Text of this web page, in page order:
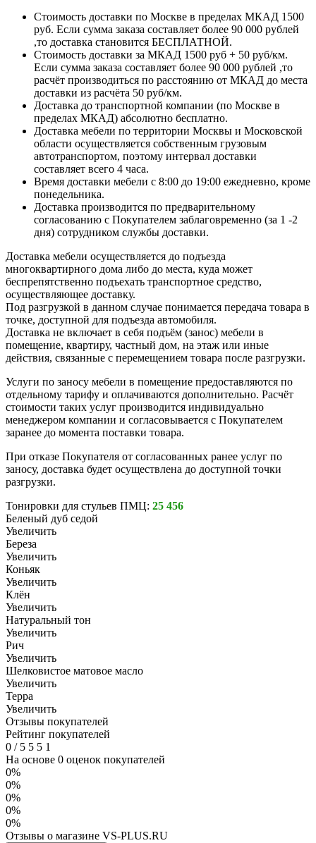
Стоимость доставки по Москве в пределах МКАД 1500
руб. Если сумма заказа составляет более 90 000 рублей
,то доставка становится БЕСПЛАТНОЙ.
Стоимость доставки за МКАД 1500 руб + 50 руб/км.
Если сумма заказа составляет более 90 000 рублей ,то
расчёт производиться по расстоянию от МКАД до места
доставки из расчёта 50 руб/км.
Доставка до транспортной компании (по Москве в
пределах МКАД) абсолютно бесплатно.
Доставка мебели по территории Москвы и Московской
области осуществляется собственным грузовым
автотранспортом, поэтому интервал доставки
составляет всего 4 часа.
Время доставки мебели с 8:00 до 19:00 ежедневно, кроме
понедельника.
Доставка производится по предварительному
согласованию с Покупателем заблаговременно (за 1 -2
дня) сотрудником службы доставки.
Доставка мебели осуществляется до подъезда
многоквартирного дома либо до места, куда может
беспрепятственно подъехать транспортное средство,
осуществляющее доставку.
Под разгрузкой в данном случае понимается передача товара в
точке, доступной для подъезда автомобиля.
Доставка не включает в себя подъём (занос) мебели в
помещение, квартиру, частный дом, на этаж или иные
действия, связанные с перемещением товара после разгрузки.
Услуги по заносу мебели в помещение предоставляются по
отдельному тарифу и оплачиваются дополнительно. Расчёт
стоимости таких услуг производится индивидуально
менеджером компании и согласовывается с Покупателем
заранее до момента поставки товара.
При отказе Покупателя от согласованных ранее услуг по
заносу, доставка будет осуществлена до доступной точки
разгрузки.
Тонировки для стульев ПМЦ: 25 456
Беленый дуб седой
Увеличить
Береза
Увеличить
Коньяк
Увеличить
Клён
Увеличить
Натуральный тон
Увеличить
Рич
Увеличить
Шелковистое матовое масло
Увеличить
Терра
Увеличить
Отзывы покупателей
Рейтинг покупателей
0 /5 5 5 1
На основе 0 оценок покупателей
0%
0%
0%
0%
0%
Отзывы о магазине VS-PLUS.RU